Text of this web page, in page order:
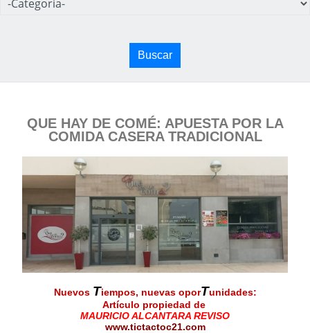
Buscar
QUE HAY DE COMÉ: APUESTA POR LA
COMIDA CASERA TRADICIONAL
Nuevos Tiempos, nuevas oporTunidades:
Artículo propiedad de
MAURICIO ALCANTARA REVISO
www.tictactoc21.com